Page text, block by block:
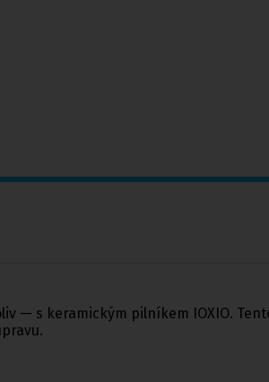
— s keramickým pilníkem IOXIO.